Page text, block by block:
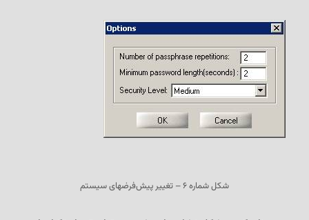
شکل شماره ۶ – تغییر پیش‌فرضهای سیستم